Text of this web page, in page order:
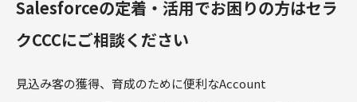
Salesforceの定着・活用でお困りの方はセラ
クCCCにご相談ください
見込み客の獲得、育成のために便利なAccount